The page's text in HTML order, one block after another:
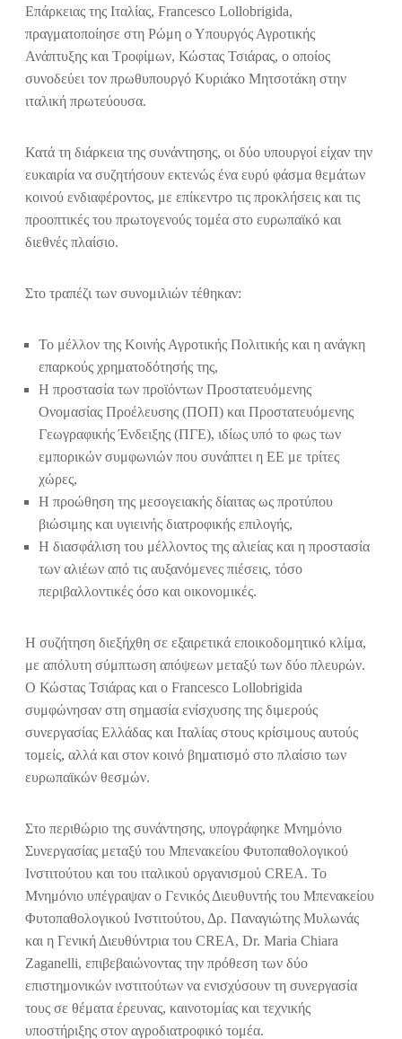
Επάρκειας της Ιταλίας, Francesco Lollobrigida,
πραγματοποίησε στη Ρώμη ο Υπουργός Αγροτικής
Ανάπτυξης και Τροφίμων, Κώστας Τσιάρας, ο οποίος
συνοδεύει τον πρωθυπουργό Κυριάκο Μητσοτάκη στην
ιταλική πρωτεύουσα.
Κατά τη διάρκεια της συνάντησης, οι δύο υπουργοί είχαν την
ευκαιρία να συζητήσουν εκτενώς ένα ευρύ φάσμα θεμάτων
κοινού ενδιαφέροντος, με επίκεντρο τις προκλήσεις και τις
προοπτικές του πρωτογενούς τομέα στο ευρωπαϊκό και
διεθνές πλαίσιο.
Στο τραπέζι των συνομιλιών τέθηκαν:
Το μέλλον της Κοινής Αγροτικής Πολιτικής και η ανάγκη
επαρκούς χρηματοδότησής της,
Η προστασία των προϊόντων Προστατευόμενης
Ονομασίας Προέλευσης (ΠΟΠ) και Προστατευόμενης
Γεωγραφικής Ένδειξης (ΠΓΕ), ιδίως υπό το φως των
εμπορικών συμφωνιών που συνάπτει η ΕΕ με τρίτες
χώρες,
Η προώθηση της μεσογειακής δίαιτας ως προτύπου
βιώσιμης και υγιεινής διατροφικής επιλογής,
Η διασφάλιση του μέλλοντος της αλιείας και η προστασία
των αλιέων από τις αυξανόμενες πιέσεις, τόσο
περιβαλλοντικές όσο και οικονομικές.
Η συζήτηση διεξήχθη σε εξαιρετικά εποικοδομητικό κλίμα,
με απόλυτη σύμπτωση απόψεων μεταξύ των δύο πλευρών.
Ο Κώστας Τσιάρας και ο Francesco Lollobrigida
συμφώνησαν στη σημασία ενίσχυσης της διμερούς
συνεργασίας Ελλάδας και Ιταλίας στους κρίσιμους αυτούς
τομείς, αλλά και στον κοινό βηματισμό στο πλαίσιο των
ευρωπαϊκών θεσμών.
Στο περιθώριο της συνάντησης, υπογράφηκε Μνημόνιο
Συνεργασίας μεταξύ του Μπενακείου Φυτοπαθολογικού
Ινστιτούτου και του ιταλικού οργανισμού CREA. Το
Μνημόνιο υπέγραψαν ο Γενικός Διευθυντής του Μπενακείου
Φυτοπαθολογικού Ινστιτούτου, Δρ. Παναγιώτης Μυλωνάς
και η Γενική Διευθύντρια του CREA, Dr. Maria Chiara
Zaganelli, επιβεβαιώνοντας την πρόθεση των δύο
επιστημονικών ινστιτούτων να ενισχύσουν τη συνεργασία
τους σε θέματα έρευνας, καινοτομίας και τεχνικής
υποστήριξης στον αγροδιατροφικό τομέα.